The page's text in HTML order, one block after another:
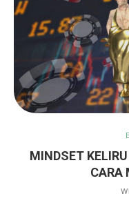
MINDSET
CARA